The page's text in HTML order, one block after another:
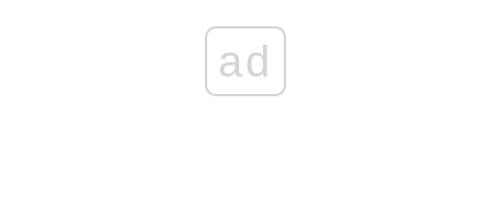
ad